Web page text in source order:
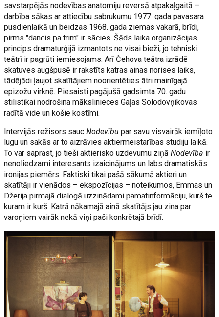
savstarpējās nodevības anatomiju reversā atpakaļgaitā –
darbība sākas ar attiecību sabrukumu 1977. gada pavasara
pusdienlaikā un beidzas 1968. gada ziemas vakarā, brīdi,
pirms "dancis pa trim" ir sācies. Šāds laika organizācijas
princips dramaturģijā izmantots ne visai bieži, jo tehniski
teātrī ir pagrūti iemiesojams. Arī Čehova teātra izrādē
skatuves augšpusē ir rakstīts katras ainas norises laiks,
tādējādi ļaujot skatītājiem noorientēties ātri mainīgajā
epizožu virknē. Piesaisti pagājušā gadsimta 70. gadu
stilistikai nodrošina mākslinieces Gaļas Solodovņikovas
radītā vide un košie kostīmi.
Intervijās režisors saucNodevībupar savu visvairāk iemīļoto
lugu un sakās ar to aizrāvies aktiermeistarības studiju laikā.
To var saprast, jo tieši aktierisko uzdevumu ziņāNodevība ir
nenoliedzami interesants izaicinājums un labs dramatiskās
ironijas piemērs. Faktiski tikai pašā sākumā aktieri un
skatītāji ir vienādos – ekspozīcijas – noteikumos, Emmas un
Džerija pirmajā dialogā uzzinādami pamatinformāciju, kurš te
kuram ir kurš. Katrā nākamajā ainā skatītājs jau zina par
varoņiem vairāk nekā viņi paši konkrētajā brīdī.